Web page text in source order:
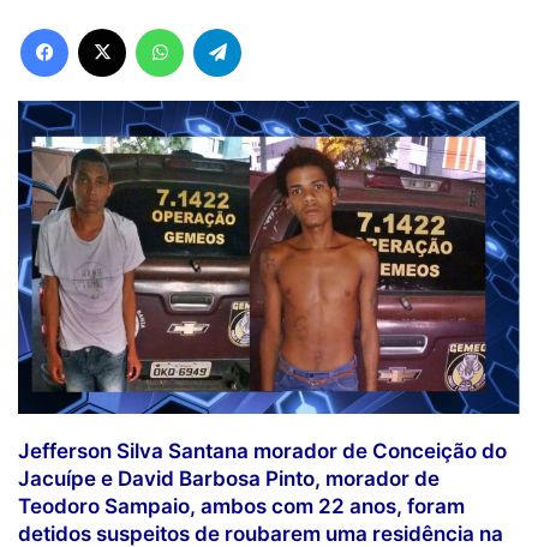
Facebook WhatsApp
Jefferson Silva Santana morador de Conceição do
Jacuípe e David Barbosa Pinto, morador de
Teodoro Sampaio, ambos com 22 anos, foram
detidos suspeitos de roubarem uma residência na